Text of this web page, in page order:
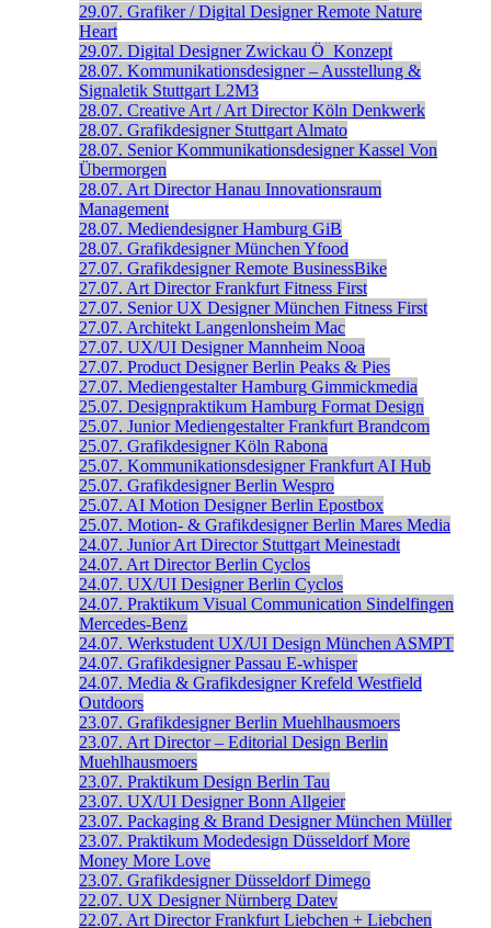
29.07. Grafiker / Digital Designer Remote Nature
Heart
29.07. Digital Designer Zwickau Ö_Konzept
28.07. Kommunikationsdesigner – Ausstellung &
Signaletik Stuttgart L2M3
28.07. Creative Art / Art Director Köln Denkwerk
28.07. Grafikdesigner Stuttgart Almato
28.07. Senior Kommunikations­designer Kassel Von
Übermorgen
28.07. Art Director Hanau Innovationsraum
Management
28.07. Mediendesigner Hamburg GiB
28.07. Grafikdesigner München Yfood
27.07. Grafikdesigner Remote BusinessBike
27.07. Art Director Frankfurt Fitness First
27.07. Senior UX Designer München Fitness First
27.07. Architekt Langenlonsheim Mac
27.07. UX/UI Designer Mannheim Nooa
27.07. Product Designer Berlin Peaks & Pies
27.07. Mediengestalter Hamburg Gimmickmedia
25.07. Designpraktikum Hamburg Format Design
25.07. Junior Mediengestalter Frankfurt Brandcom
25.07. Grafikdesigner Köln Rabona
25.07. Kommunikationsdesigner Frankfurt AI Hub
25.07. Grafikdesigner Berlin Wespro
25.07. AI Motion Designer Berlin Epostbox
25.07. Motion- & Grafikdesigner Berlin Mares Media
24.07. Junior Art Director Stuttgart Meinestadt
24.07. Art Director Berlin Cyclos
24.07. UX/UI Designer Berlin Cyclos
24.07. Praktikum Visual Communication Sindelfingen
Mercedes-Benz
24.07. Werkstudent UX/UI Design München ASMPT
24.07. Grafikdesigner Passau E-whisper
24.07. Media & Grafikdesigner Krefeld Westfield
Outdoors
23.07. Grafikdesigner Berlin Muehlhausmoers
23.07. Art Director – Editorial Design Berlin
Muehlhausmoers
23.07. Praktikum Design Berlin Tau
23.07. UX/UI Designer Bonn Allgeier
23.07. Packaging & Brand Designer München Müller
23.07. Praktikum Modedesign Düsseldorf More
Money More Love
23.07. Grafikdesigner Düsseldorf Dimego
22.07. UX Designer Nürnberg Datev
22.07. Art Director Frankfurt Liebchen + Liebchen